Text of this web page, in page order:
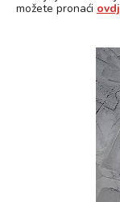
možete pronaći